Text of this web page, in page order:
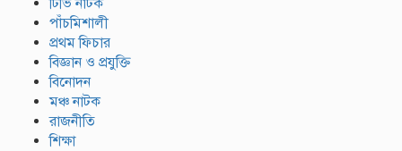
পাঁচমিশালী
প্রথম ফিচার
বিজ্ঞান ও প্রযুক্তি
বিনোদন
মঞ্চ নাটক
রাজনীতি
শিক্ষা